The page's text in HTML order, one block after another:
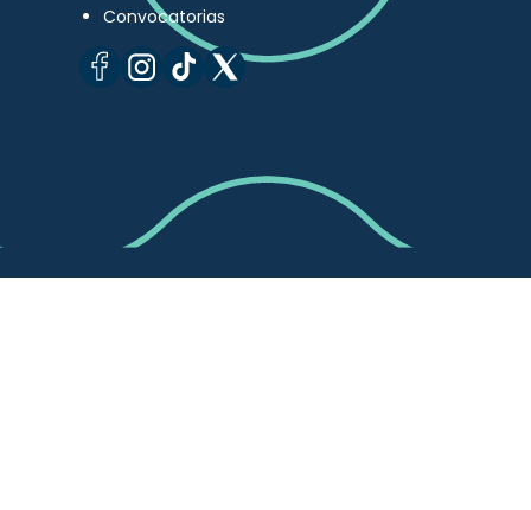
Convocatorias